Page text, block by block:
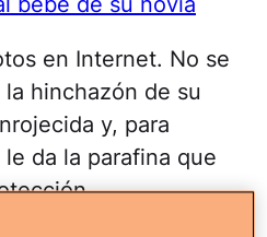
en Internet. No se
hinchazón de su
y, para
da la parafina que